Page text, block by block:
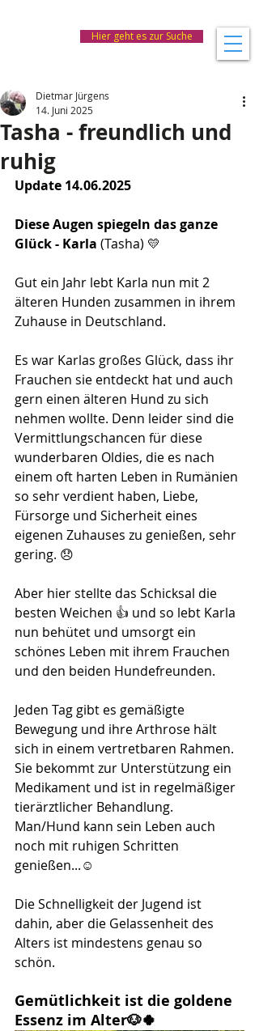
Hier geht es zur Suche
Tasha - freundlich und
ruhig
Dietmar Jürgens
14. Juni 2025
Update 14.06.2025
Diese Augen spiegeln das ganze
Glück - Karla (Tasha) 💛
Gut ein Jahr lebt Karla nun mit 2
älteren Hunden zusammen in ihrem
Zuhause in Deutschland.
Es war Karlas großes Glück, dass ihr
Frauchen sie entdeckt hat und auch
gern einen älteren Hund zu sich
nehmen wollte. Denn leider sind die
Vermittlungschancen für diese
wunderbaren Oldies, die es nach
einem oft harten Leben in Rumänien
so sehr verdient haben, Liebe,
Fürsorge und Sicherheit eines
eigenen Zuhauses zu genießen, sehr
gering. 😞
Aber hier stellte das Schicksal die
besten Weichen 👍 und so lebt Karla
nun behütet und umsorgt ein
schönes Leben mit ihrem Frauchen
und den beiden Hundefreunden.
Jeden Tag gibt es gemäßigte
Bewegung und ihre Arthrose hält
sich in einem vertretbaren Rahmen.
Sie bekommt zur Unterstützung ein
Medikament und ist in regelmäßiger
tierärztlicher Behandlung.
Man/Hund kann sein Leben auch
noch mit ruhigen Schritten
genießen...☺️
Die Schnelligkeit der Jugend ist
dahin, aber die Gelassenheit des
Alters ist mindestens genau so
schön.
Gemütlichkeit ist die goldene
Essenz im Alter🐶🍀